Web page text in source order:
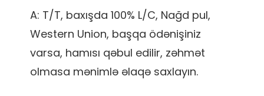
A: T/T, baxışda 100% L/C, Nağd pul,
Western Union, başqa ödənişiniz
varsa, hamısı qəbul edilir, zəhmət